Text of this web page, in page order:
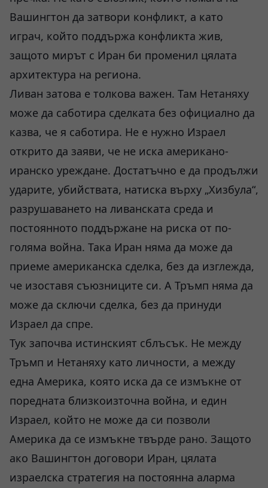
Вашингтон да затвори конфликт, а като
играч, който поддържа конфликта жив,
защото мирът с Иран би променил цялата
архитектура на региона.
Ливан затова е толкова важен. Там Нетаняху
може да саботира сделката без официално да
казва, че я саботира. Не е нужно Израел
открито да заяви, че не иска американо-
иранско уреждане. Достатъчно е да продължи
ударите, убийствата, натиска върху „Хизбула“,
разрушаването на ливанската среда и
постоянното поддържане на риска от по-
голяма война. Така Иран няма да може да
приеме американска сделка, без да изглежда,
че изоставя съюзниците си. А Тръмп няма да
може да сключи сделка, без да принуди
Израел да спре.
Тук започва истинският сблъсък. Не между
Тръмп и Нетаняху като личности, а между
една Америка, която иска да се измъкне от
поредната близкоизточна война, и един
Израел, който не може да си позволи
Америка да се измъкне твърде рано. Защото
ако Вашингтон договори Иран, цялата
израелска стратегия на постоянна аларма